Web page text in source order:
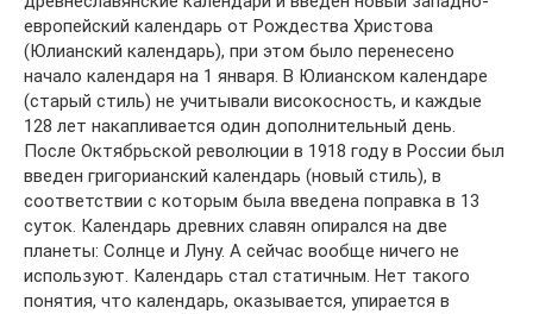
европейский календарь от Рождества Христова
(Юлианский календарь), при этом было перенесено
начало календаря на 1 января. В Юлианском календаре
(старый стиль) не учитывали високосность, и каждые
128 лет накапливается один дополнительный день.
После Октябрьской революции в 1918 году в России был
введен григорианский календарь (новый стиль), в
соответствии с которым была введена поправка в 13
суток. Календарь древних славян опирался на две
планеты: Солнце и Луну. А сейчас вообще ничего не
используют. Календарь стал статичным. Нет такого
понятия, что календарь, оказывается, упирается в